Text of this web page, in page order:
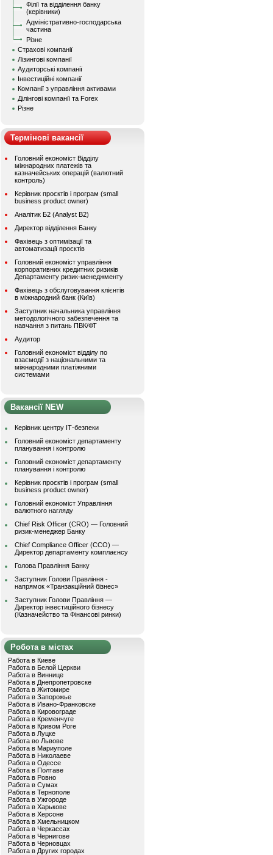
Філії та відділення банку
(керівники)
Адміністративно-господарська
частина
Різне
Страхові компанії
Лізингові компанії
Аудиторські компанії
Інвестиційні компанії
Компанії з управління активами
Ділінгові компанії та Forex
Різне
Термінові вакансії
Головний економіст Відділу
міжнародних платежів та
казначейських операцій (валютний
контроль)
Керівник проєктів і програм (small
business product owner)
Аналітик Б2 (Analyst B2)
Директор відділення Банку
Фахівець з оптимізації та
автоматизації проєктів
Головний економіст управління
корпоративних кредитних ризиків
Департаменту ризик-менеджменту
Фахівець з обслуговування клієнтів
в міжнародний банк (Київ)
Заступник начальника управління
методологічного забезпечення та
навчання з питань ПВК/ФТ
Аудитор
Головний економіст відділу по
взаємодії з національними та
міжнародними платіжними
системами
Вакансії NEW
Керівник центру ІТ-безпеки
Головний економіст департаменту
планування і контролю
Головний економіст департаменту
планування і контролю
Керівник проєктів і програм (small
business product owner)
Головний економіст Управління
валютного нагляду
Chief Risk Officer (CRO) — Головний
ризик-менеджер Банку
Chief Compliance Officer (CCO) —
Директор департаменту комплаєнсу
Голова Правління Банку
Заступник Голови Правління -
напрямок «Транзакційний бізнес»
Заступник Голови Правління —
Директор інвестиційного бізнесу
(Казначейство та Фінансові ринки)
Робота в містах
Работа в Киеве
Работа в Белой Церкви
Работа в Виннице
Работа в Днепропетровске
Работа в Житомире
Работа в Запорожье
Работа в Ивано-Франковске
Работа в Кировограде
Работа в Кременчуге
Работа в Кривом Роге
Работа в Луцке
Работа во Львове
Работа в Мариуполе
Работа в Николаеве
Работа в Одессе
Работа в Полтаве
Работа в Ровно
Работа в Сумах
Работа в Тернополе
Работа в Ужгороде
Работа в Харькове
Работа в Херсоне
Работа в Хмельницком
Работа в Черкассах
Работа в Чернигове
Работа в Черновцах
Работа в Других городах